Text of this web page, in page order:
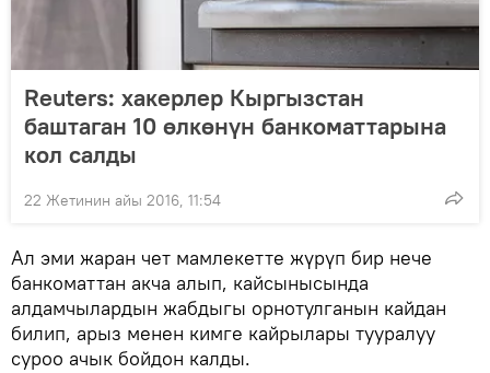
Reuters: хакерлер Кыргызстан
баштаган 10 өлкөнүн банкоматтарына
кол салды
22 Жетинин айы 2016, 11:54
Ал эми жаран чет мамлекетте жүрүп бир нече
банкоматтан акча алып, кайсынысында
алдамчылардын жабдыгы орнотулганын кайдан
билип, арыз менен кимге кайрылары тууралуу
суроо ачык бойдон калды.